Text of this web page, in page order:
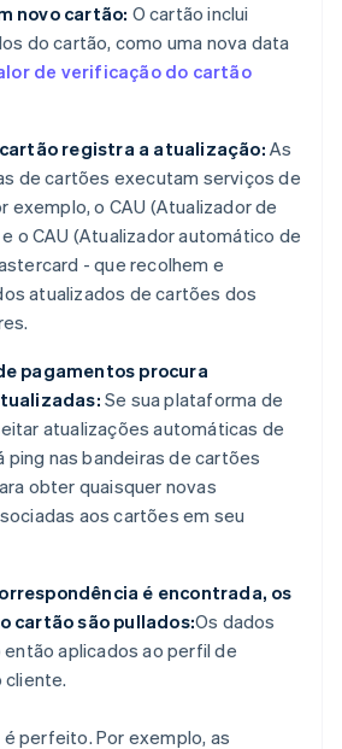
novo cartão: O cartão inclui
do cartão, como uma nova data
de verificação do cartão
registra a atualização: As
de cartões executam serviços de
exemplo, o CAU (Atualizador de
o CAU (Atualizador automático de
- que recolhem e
atualizados de cartões dos
pagamentos procura
Se sua plataforma de
atualizações automáticas de
ping nas bandeiras de cartões
obter quaisquer novas
aos cartões em seu
é encontrada, os
cartão são pullados:Os dados
aplicados ao perfil de
perfeito. Por exemplo, as